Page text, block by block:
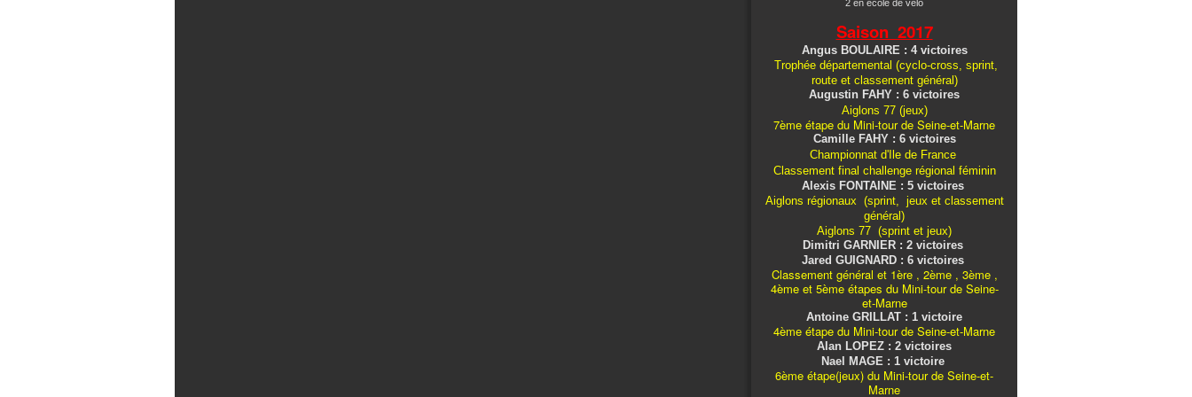
2 en école de vélo
Saison 2017
Angus BOULAIRE : 4 victoires
Trophée départemental (cyclo-cross, sprint,
route et classement général)
Augustin FAHY : 6 victoires
Aiglons 77 (jeux)
7ème étape du Mini-tour de Seine-et-Marne
Camille FAHY : 6 victoires
Championnat d'Ile de France
Classement final challenge régional féminin
Alexis FONTAINE : 5 victoires
Aiglons régionaux (sprint, jeux et classement
général)
Aiglons 77 (sprint et jeux)
Dimitri GARNIER : 2 victoires
Jared GUIGNARD : 6 victoires
Classement général et 1ère , 2ème , 3ème ,
4ème et 5ème étapes du Mini-tour de Seine-
et-Marne
Antoine GRILLAT : 1 victoire
4ème étape du Mini-tour de Seine-et-Marne
Alan LOPEZ : 2 victoires
Nael MAGE : 1 victoire
6ème étape(jeux) du Mini-tour de Seine-et-
Marne